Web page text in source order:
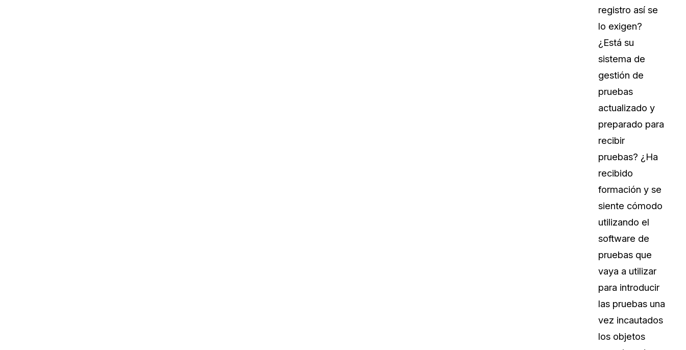
registro así se
lo exigen?
¿Está su
sistema de
gestión de
pruebas
actualizado y
preparado para
recibir
pruebas? ¿Ha
recibido
formación y se
siente cómodo
utilizando el
software de
pruebas que
vaya a utilizar
para introducir
las pruebas una
vez incautados
los objetos